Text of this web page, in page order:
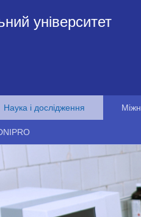
університет
Наука і дослідження